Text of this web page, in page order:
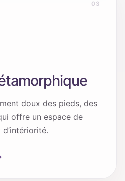
03
doux des pieds, des
offre un espace de